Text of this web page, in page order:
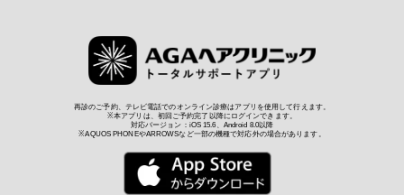
再診のご予約、テレビ電話でのオンライン診療はアプリを使用して行えます。
※本アプリは、初回ご予約完了以降にログインできます。
対応バージョン：iOS 15.6、Android 8.0以降
※AQUOS PHONEやARROWSなど一部の機種で対応外の場合があります。